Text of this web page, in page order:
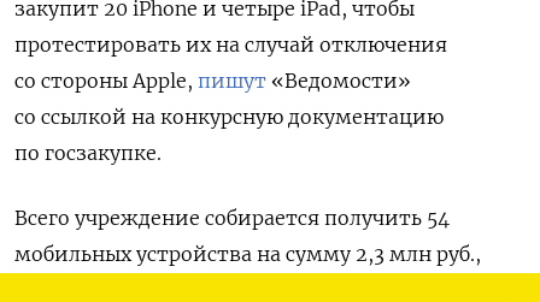
закупит 20 iPhone и четыре iPad, чтобы
протестировать их на случай отключения
со стороны Apple, пишут «Ведомости»
со ссылкой на конкурсную документацию
по госзакупке.
Всего учреждение собирается получить 54
мобильных устройства на сумму 2,3 млн руб.,